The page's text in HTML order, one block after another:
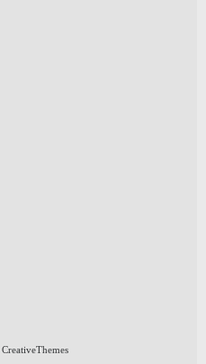
CreativeThemes